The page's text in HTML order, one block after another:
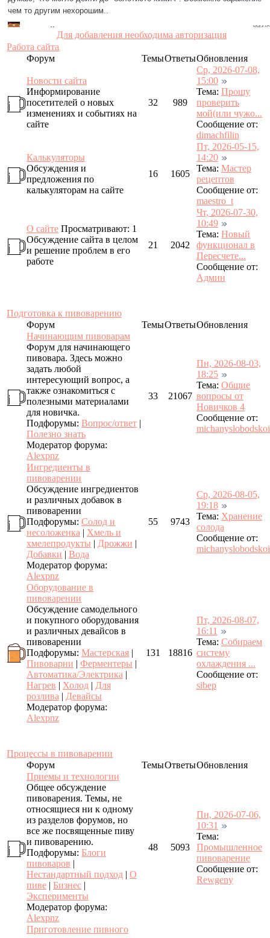
Для добавления необходима авторизация
Работа сайта
Форум
ТемыОтветыОбновления
Новости сайта
Информирование
посетителей о новых
изменениях и событиях на
сайте
32 989
Ср, 2026-07-08,
15:00
Тема: Прошу
проверить
мой(или чужо...
Сообщение от:
dimachfilin
Калькуляторы
Обсуждения и
предложения по
калькуляторам на сайте
16 1605
Пт, 2026-05-15,
14:20
Тема: Мастер
рецептов
Сообщение от:
maestro_t
О сайте Просматривают: 1
Обсуждение сайта в целом
и решение проблем в его
работе
21 2042
Чт, 2026-07-30,
10:49
Тема: Новый
функционал в
Пересчете...
Сообщение от:
Админ
Подготовка к пивоварению
Форум
ТемыОтветыОбновления
Начинающим пивоварам
Форум для начинающего
пивовара. Здесь можно
задать любой
интересующий вопрос, а
также ознакомиться с
полезными материалами
для новичка.
Подфорумы: Вопрос/ответ |
Полезно знать
Модератор форума:
Alexpnz
33 21067
Пн, 2026-08-03,
18:25
Тема: Общие
вопросы от
Новичков 4
Сообщение от:
michanyslobodskoi
Ингредиенты в
пивоварении
Обсуждение ингредиентов
и различных добавок в
пивоварении
Подфорумы: Солод и
несоложенка | Хмель и
хмелепродукты | Дрожжи |
Добавки | Вода
Модератор форума:
Alexpnz
55 9743
Ср, 2026-08-05,
19:18
Тема: Хранение
солода
Сообщение от:
michanyslobodskoi
Оборудование в
пивоварении
Обсуждение самодельного
и покупного оборудования
и различных девайсов в
пивоварении
Подфорумы: Мастерская |
Пивоварни | Ферментеры |
Автоматика/Электрика |
Нагрев | Холод | Для
розлива | Девайсы
Модератор форума:
Alexpnz
131 18816
Пт, 2026-08-07,
16:11
Тема: Собираем
систему
охлаждения ...
Сообщение от:
sibep
Процессы в пивоварении
Форум
ТемыОтветыОбновления
Приемы и технологии
Общее обсуждение
пивоварения. Темы, не
относящиеся ни к одному
из разделов форумов, но
все же посвященные пиву
и пивоварению.
Подфорумы: Блоги
пивоваров |
Нестандартный подход | О
пиве | Бизнес |
Эксперименты
Модератор форума:
Alexpnz
48 5093
Пн, 2026-07-06,
10:31
Тема:
Промышленное
пивоварение
Сообщение от:
Rewgeny
Приготовление пивного